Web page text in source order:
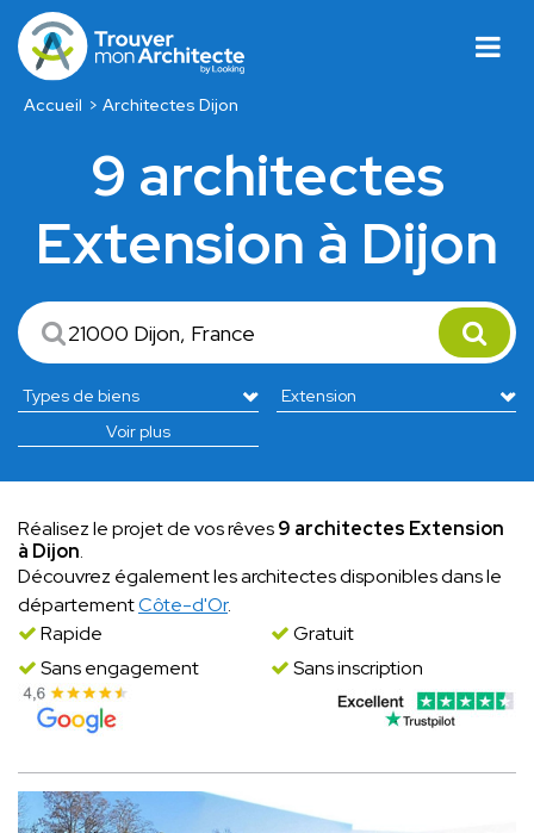
Accueil Architectes Dijon
9 architectes
Extension à Dijon
Voir plus
Réalisez le projet de vos rêves9 architectes Extension
à Dijon.
Découvrez également les architectes disponibles dans le
départementCôte-d'Or.
Rapide
Gratuit
Sans engagement
Sans inscription